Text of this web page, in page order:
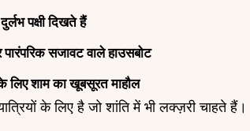
पक्षी दिखते हैं
सजावट वाले हाउसबोट
लिए शाम का खूबसूरत माहौल
के लिए है जो शांति में भी लक्ज़री चाहते हैं।
Pet-Friendly Villas
Impeccable View Villas
Kid-Friendly Villas